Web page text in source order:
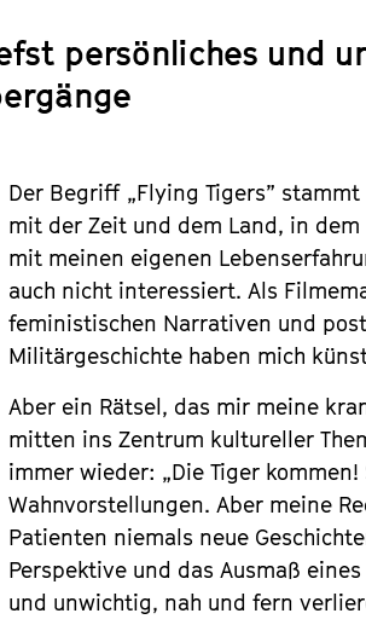
persönliches und
Der Begriff „Flying Tigers”
mit der Zeit und dem Land, in
mit meinen eigenen
auch nicht interessiert. Als
feministischen Narrativen und
Militärgeschichte haben mich
Aber ein Rätsel, das mir meine
mitten ins Zentrum kultureller
immer wieder: „Die Tiger
Wahnvorstellungen. Aber meine
Patienten niemals neue
Perspektive und das Ausmaß
und unwichtig, nah und fern